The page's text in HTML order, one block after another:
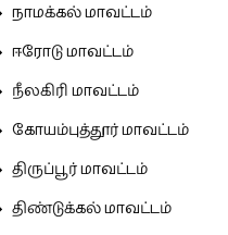
நாமக்கல் மாவட்டம்
ஈரோடு மாவட்டம்
நீலகிரி மாவட்டம்
கோயம்புத்தூர் மாவட்டம்
திருப்பூர் மாவட்டம்
திண்டுக்கல் மாவட்டம்